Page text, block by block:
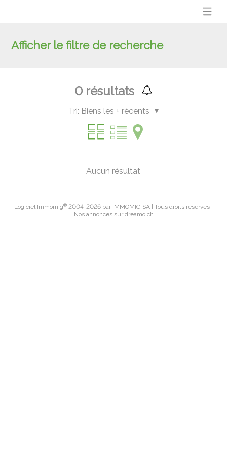
Afficher le filtre de recherche
0résultats
Tri: Biens les + récents
Aucun résultat
Logiciel Immomig® 2004-2026 par IMMOMIG SA | Tous droits réservés |
Nos annonces sur dreamo.ch